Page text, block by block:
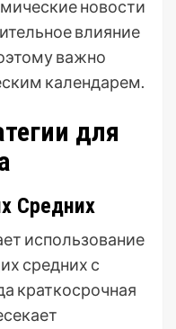
новости
влияние
важно
календарем.
для
Средних
использование
средних с
краткосрочная